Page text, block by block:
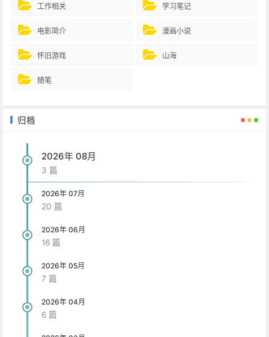
工作相关 学习笔记
电影简介 漫画小说
怀旧游戏 山海
随笔
归档
2026年 08月
3 篇
2026年 07月
20 篇
2026年 06月
16 篇
2026年 05月
7 篇
2026年 04月
6 篇